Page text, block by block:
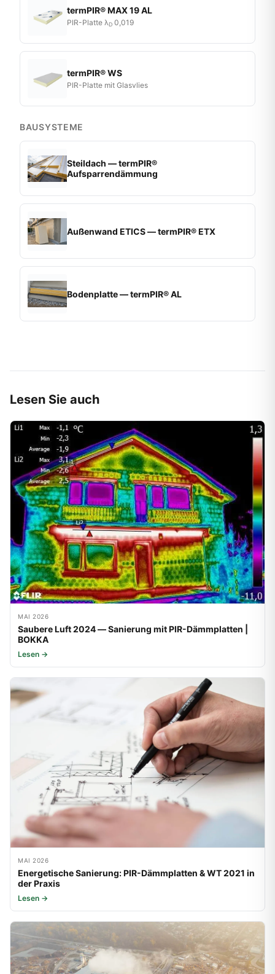
termPIR® MAX 19 AL
PIR-Platte λD 0,019
termPIR® WS
PIR-Platte mit Glasvlies
BAUSYSTEME
Steildach — termPIR®
Aufsparrendämmung
Außenwand ETICS — termPIR® ETX
Bodenplatte — termPIR® AL
Lesen Sie auch
MAI 2026
Saubere Luft 2024 — Sanierung mit PIR-Dämmplatten |
BOKKA
Lesen →
MAI 2026
Energetische Sanierung: PIR-Dämmplatten & WT 2021 in
der Praxis
Lesen →